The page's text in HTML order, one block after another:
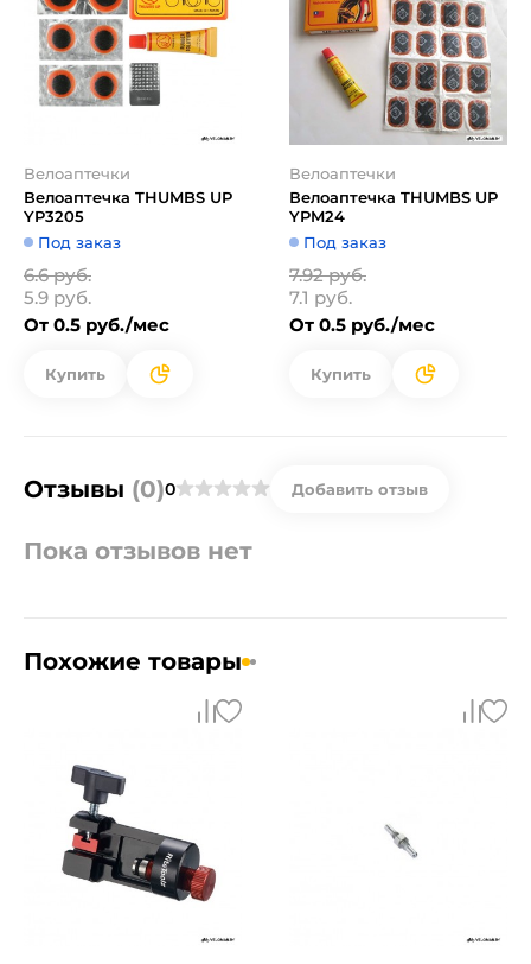
Велоаптечки
Велоаптечка THUMBS UP
YP3205
Под заказ
6.6 руб.
5.9 руб.
От 0.5 руб./мес
Купить
Велоаптечки
Велоаптечка THUMBS UP
YPM24
Под заказ
7.92 руб.
7.1 руб.
От 0.5 руб./мес
Купить
Отзывы (0)0 Добавить отзыв
Пока отзывов нет
Похожие товары